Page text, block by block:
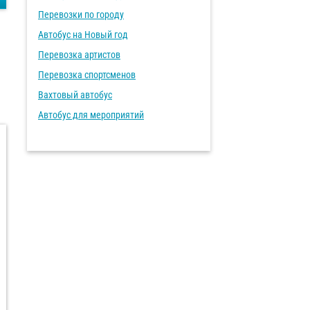
Перевозки по городу
Автобус на Новый год
Перевозка артистов
Перевозка спортсменов
Вахтовый автобус
Автобус для мероприятий